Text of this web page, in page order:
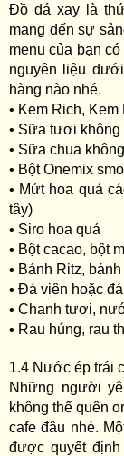
Đồ đá xay là
mang đến sự
menu của bạn
nguyên liệu
hàng nào nhé.
• Kem Rich, Kem
• Sữa tươi
• Sữa chua
• Bột Onemix
• Mứt hoa quả
tây)
• Siro hoa quả
• Bột cacao, bột
• Bánh Ritz,
• Đá viên hoặc
• Chanh tươi,
• Rau húng, rau
1.4 Nước ép trái
Những người
không thể quên
cafe đâu nhé.
được quyết